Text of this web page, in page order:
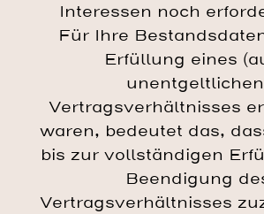
Interessen noch
Für Ihre
Erfüllung eines
Vertragsverhältnisses
waren, bedeutet das,
bis zur vollständigen
Beendigung
Vertragsverhältnisses